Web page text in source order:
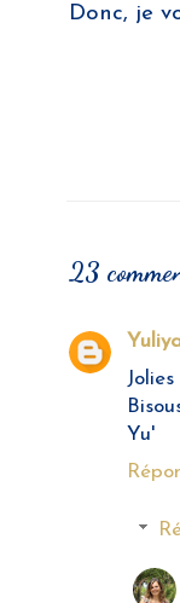
Donc, je
23
Yu'